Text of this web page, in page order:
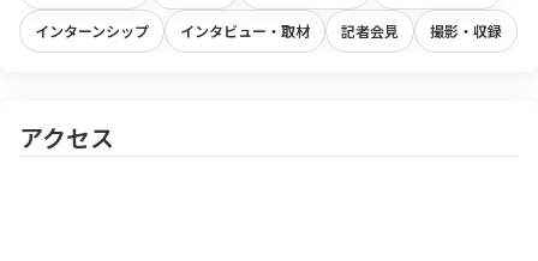
インターンシップ インタビュー・取材 記者会見 撮影・収録
アクセス